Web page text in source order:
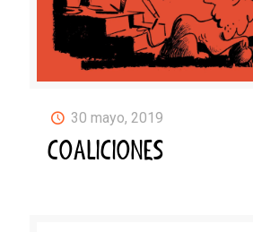
30 mayo, 2019
COALICIONES